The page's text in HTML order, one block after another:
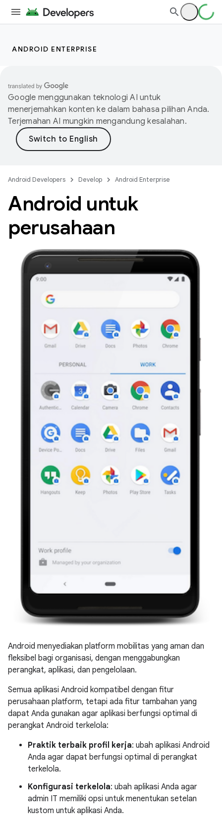
ANDROID ENTERPRISE
Google menggunakan teknologi AI untuk
menerjemahkan konten ke dalam bahasa pilihan Anda.
Terjemahan AI mungkin mengandung kesalahan.
Android Developers Develop Android Enterprise
Android untuk
perusahaan
Android menyediakan platform mobilitas yang aman dan
fleksibel bagi organisasi, dengan menggabungkan
perangkat, aplikasi, dan pengelolaan.
Semua aplikasi Android kompatibel dengan fitur
perusahaan platform, tetapi ada fitur tambahan yang
dapat Anda gunakan agar aplikasi berfungsi optimal di
perangkat Android terkelola:
Praktik terbaik profil kerja: ubah aplikasi Android
Anda agar dapat berfungsi optimal di perangkat
terkelola.
Konfigurasi terkelola: ubah aplikasi Anda agar
admin IT memiliki opsi untuk menentukan setelan
kustom untuk aplikasi Anda.